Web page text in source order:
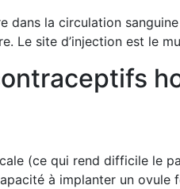
dans la circulation
Le site d’injection est le
(ce qui rend difficile le
à implanter un ovule